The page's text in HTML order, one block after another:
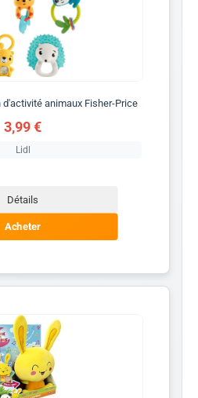
animaux Fisher-Price
3,99 €
Lidl
Détails
Acheter